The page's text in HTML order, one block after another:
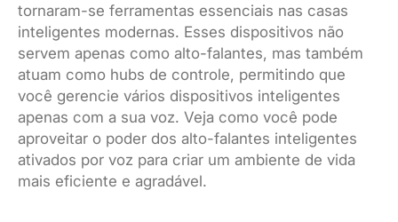
tornaram-se ferramentas essenciais nas casas
inteligentes modernas. Esses dispositivos não
servem apenas como alto-falantes, mas também
atuam como hubs de controle, permitindo que
você gerencie vários dispositivos inteligentes
apenas com a sua voz. Veja como você pode
aproveitar o poder dos alto-falantes inteligentes
ativados por voz para criar um ambiente de vida
mais eficiente e agradável.